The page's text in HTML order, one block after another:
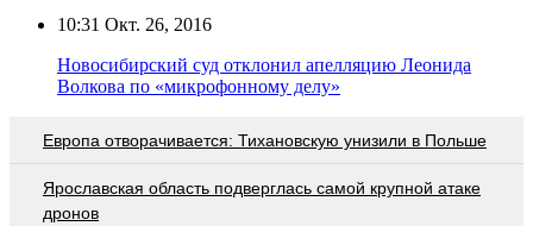
10:31 Окт. 26, 2016
Новосибирский суд отклонил апелляцию Леонида
Волкова по «микрофонному делу»
Европа отворачивается: Тихановскую унизили в Польше
Ярославская область подверглась самой крупной атаке
дронов